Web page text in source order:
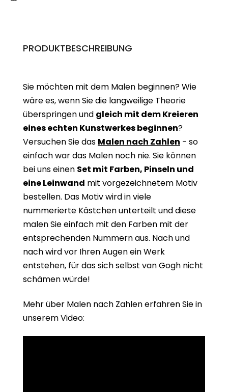
PRODUKTBESCHREIBUNG
Sie möchten mit dem Malen beginnen? Wie
wäre es, wenn Sie die langweilige Theorie
überspringen und gleich mit dem Kreieren
eines echten Kunstwerkes beginnen?
Versuchen Sie das Malen nach Zahlen - so
einfach war das Malen noch nie. Sie können
bei uns einen Set mit Farben, Pinseln und
eine Leinwand mit vorgezeichnetem Motiv
bestellen. Das Motiv wird in viele
nummerierte Kästchen unterteilt und diese
malen Sie einfach mit den Farben mit der
entsprechenden Nummern aus. Nach und
nach wird vor Ihren Augen ein Werk
entstehen, für das sich selbst van Gogh nicht
schämen würde!
Mehr über Malen nach Zahlen erfahren Sie in
unserem Video: